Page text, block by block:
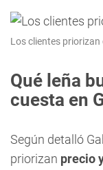
Los clientes priorizan
Qué leña
cuesta en
Según detalló
priorizan precio